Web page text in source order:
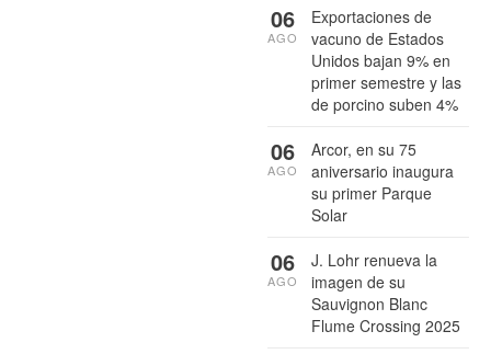
Exportaciones de
vacuno de Estados
Unidos bajan 9% en
primer semestre y las
de porcino suben 4%
06
AGO
Arcor, en su 75
aniversario inaugura
su primer Parque
Solar
06
AGO
J. Lohr renueva la
imagen de su
Sauvignon Blanc
Flume Crossing 2025
06
AGO